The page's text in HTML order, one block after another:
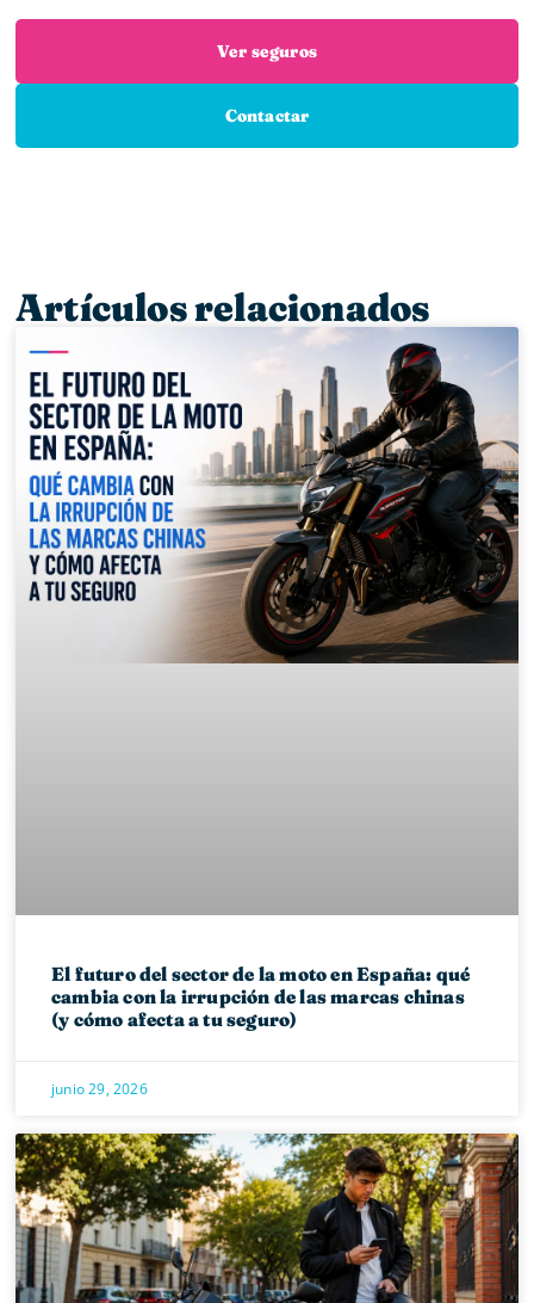
Ver seguros
Contactar
Artículos relacionados
El futuro del sector de la moto en España: qué
cambia con la irrupción de las marcas chinas
(y cómo afecta a tu seguro)
junio 29, 2026